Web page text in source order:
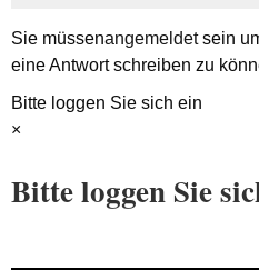
Sie müssenangemeldetsein
eine Antwort schreiben zu
Bitte loggen Sie sich ein
×
Bitte loggen Sie